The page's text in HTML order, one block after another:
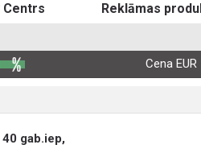
Centrs Reklāmas
Cena
gab.iep,